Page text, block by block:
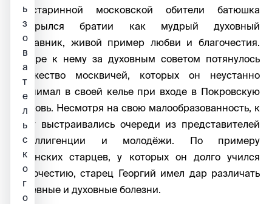
В старинной московской обители батюшка
раскрылся братии как мудрый духовный
наставник, живой пример любви и благочестия.
Вскоре к нему за духовным советом потянулось
множество москвичей, которых он неустанно
принимал в своей келье при входе в Покровскую
церковь. Несмотря на свою малообразованность, к
нему выстраивались очереди из представителей
интеллигенции и молодёжи. По примеру
оптинских старцев, у которых он долго учился
благочестию, старец Георгий имел дар различать
душевные и духовные болезни.
ь
з
о
в
а
т
е
л
ь
с
к
о
г
о